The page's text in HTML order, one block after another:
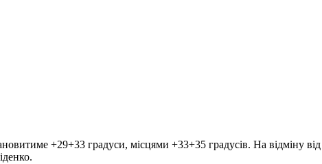
+29+33 градуси, місцями +33+35 градусів. На відміну